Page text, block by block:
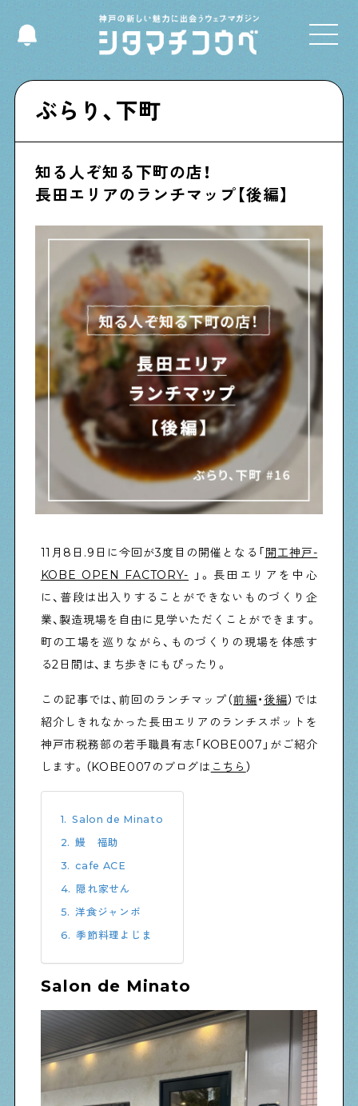
Select Language ▼
Shitamachi NUDIE
下町の人たちのインタビュー記事です
今夜、下町で
下町の飲み歩き日記です
下町くらし不動産
物件情報やリノベーション事例を紹介します
下町日記
下町に暮らす人たちに日記を書いてもらいました
下町の店≒家
ぶらり、下町
下町の特集記事です
Shitamachi Chemistry
下町の「あの人」×「あの人」の科学反応を楽しむ企
シタマチコウベについて
下町マップ
下町カレンダー
週刊下町日和
下町寫眞
ぶらり、下町
知る人ぞ知る下町の店！
長田エリアのランチマップ【後編】
11月8日.9日に今回が3度目の開催となる「開工神戸-
KOBE OPEN FACTORY- 」。長田エリアを中心
に、普段は出入りすることができないものづくり企
業、製造現場を自由に見学いただくことができます。
町の工場を巡りながら、ものづくりの現場を体感す
る2日間は、まち歩きにもぴったり。
この記事では、前回のランチマップ（前編・ 後編）では
紹介しきれなかった長田エリアのランチスポットを
神戸市税務部の若手職員有志「KOBE007」がご紹介
します。（KOBE007のブログは こちら ）
Salon de Minato
鰻　福助
cafe ACE
隠れ家せん
洋食ジャンボ
季節料理よじま
Salon de Minato